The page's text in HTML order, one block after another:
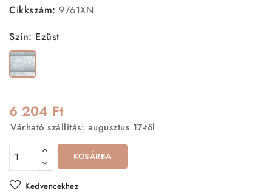
Cikkszám: 9761XN
Szín: Ezüst
Ezüst
6 204 Ft
Várható szállítás: augusztus 17-től
KOSÁRBA
Kedvencekhez